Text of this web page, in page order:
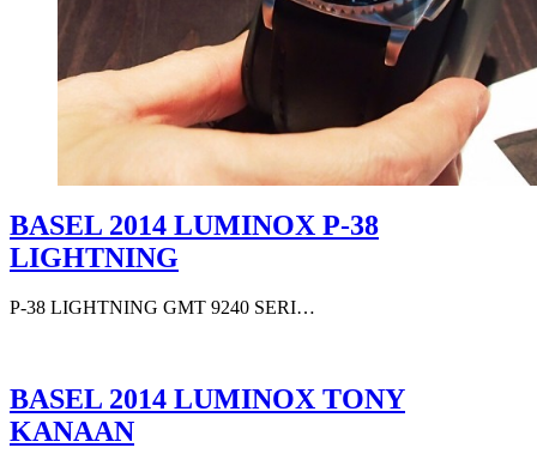
BASEL 2014 LUMINOX P-38
LIGHTNING
P-38 LIGHTNING GMT 9240 SERI…
BASEL 2014 LUMINOX TONY
KANAAN